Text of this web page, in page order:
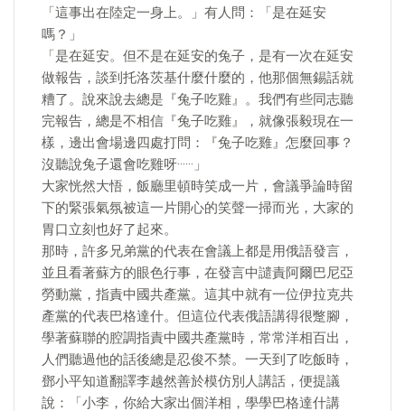
「這事出在陸定一身上。」有人問：「是在延安
嗎？」
「是在延安。但不是在延安的兔子，是有一次在延安
做報告，談到托洛茨基什麼什麼的，他那個無錫話就
糟了。說來說去總是『兔子吃雞』。我們有些同志聽
完報告，總是不相信『兔子吃雞』，就像張毅現在一
樣，邊出會場邊四處打問：『兔子吃雞』怎麼回事？
沒聽說兔子還會吃雞呀······」
大家恍然大悟，飯廳里頓時笑成一片，會議爭論時留
下的緊張氣氛被這一片開心的笑聲一掃而光，大家的
胃口立刻也好了起來。
那時，許多兄弟黨的代表在會議上都是用俄語發言，
並且看著蘇方的眼色行事，在發言中譴責阿爾巴尼亞
勞動黨，指責中國共產黨。這其中就有一位伊拉克共
產黨的代表巴格達什。但這位代表俄語講得很蹩腳，
學著蘇聯的腔調指責中國共產黨時，常常洋相百出，
人們聽過他的話後總是忍俊不禁。一天到了吃飯時，
鄧小平知道翻譯李越然善於模仿別人講話，便提議
說：「小李，你給大家出個洋相，學學巴格達什講